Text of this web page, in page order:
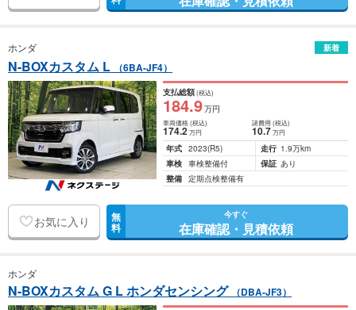
ホンダ 新着
N-BOXカスタム L （6BA-JF4）
支払総額(税込)
184.9万円
車両価格(税込)
174.2万円
諸費用 (税込)
10.7 万円
年式 2023(R5) 走行 1.9万km
車検 車検整備付 保証 あり
整備 定期点検整備有
お気に入り 無
料
今すぐ
在庫確認・見積依頼
ホンダ
N-BOXカスタム G L ホンダセンシング （DBA-JF3）